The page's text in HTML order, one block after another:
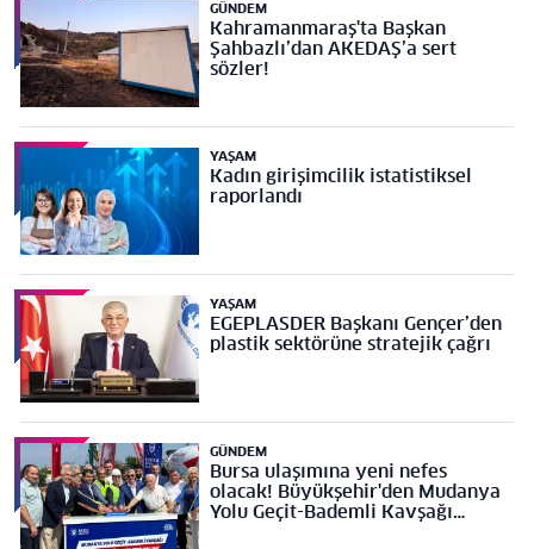
GÜNDEM
Kahramanmaraş'ta Başkan
Şahbazlı’dan AKEDAŞ’a sert
sözler!
YAŞAM
Kadın girişimcilik istatistiksel
raporlandı
YAŞAM
EGEPLASDER Başkanı Gençer’den
plastik sektörüne stratejik çağrı
GÜNDEM
Bursa ulaşımına yeni nefes
olacak! Büyükşehir'den Mudanya
Yolu Geçit-Bademli Kavşağı